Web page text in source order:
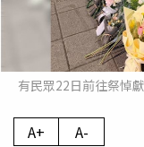
有民眾22日前往祭悼
A+ A-